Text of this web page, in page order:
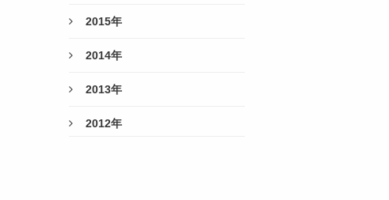
2015年
2014年
2013年
2012年